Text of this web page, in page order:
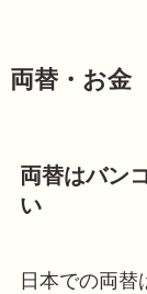
両替・お金
両替はバン
い
日本での両